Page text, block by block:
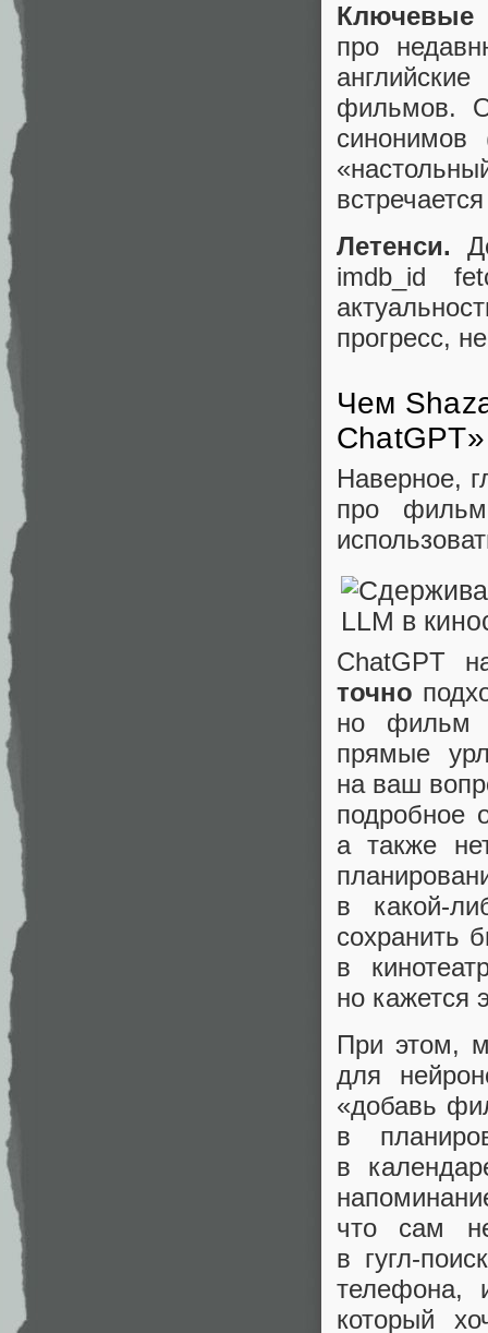
про
фильмов.
синонимов
Летенси.
imdb_id
прогресс,
Чем
ChatGPT»
Наверное,
про
ChatGPT
точно
но фильм
прямые
на ваш
подробное
а также
в
сохранить
в
но кажется
При этом,
для
«добавь
в
в
что сам
в
телефона,
который